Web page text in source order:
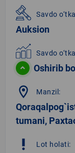
Savdo
Auksion
Savdo
Oshirib
location_on Manzil:
tumani,
priority_high Lot holati: